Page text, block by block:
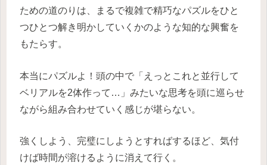
ための道のりは、まるで複雑で精巧なパズルをひと
つひとつ解き明かしていくかのような知的な興奮を
もたらす。
本当にパズルよ！頭の中で「えっとこれと並行して
ベリアルを2体作って…」みたいな思考を頭に巡らせ
ながら組み合わせていく感じが堪らない。
強くしよう、完璧にしようとすればするほど、気付
けば時間が溶けるように消えて行く。